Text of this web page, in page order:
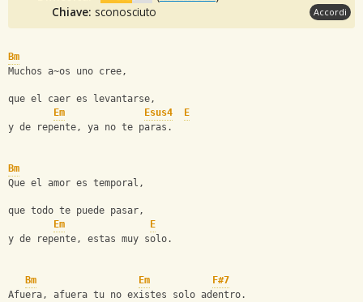
Chiave: sconosciuto Accordi
Bm
Muchos a~os uno cree,
que el caer es levantarse,
Em
Esus4
E
y de repente, ya no te paras.
Bm
Que el amor es temporal,
que todo te puede pasar,
Em
E
y de repente, estas muy solo.
Bm Em
F#7
Afuera, afuera tu no existes solo adentro.